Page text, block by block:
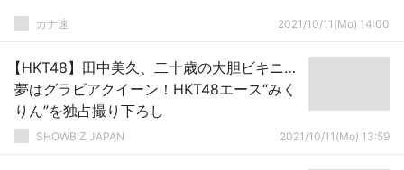
カナ速 2021/10/11(Mo) 14:00
【HKT48】田中美久、二十歳の大胆ビキニ…
夢はグラビアクイーン！HKT48エース“みく
りん”を独占撮り下ろし
SHOWBIZ JAPAN 2021/10/11(Mo) 13:59